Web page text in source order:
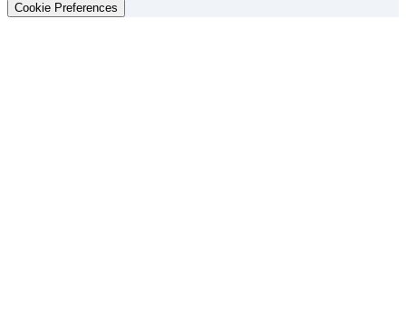
Cookie Preferences